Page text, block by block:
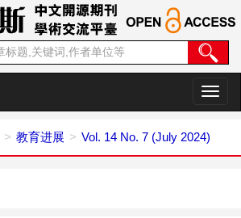
切
换
教育进展 Vol. 14 No. 7 (July 2024)